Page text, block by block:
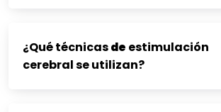
¿Qué técnicasde estimulación
cerebral se utilizan?